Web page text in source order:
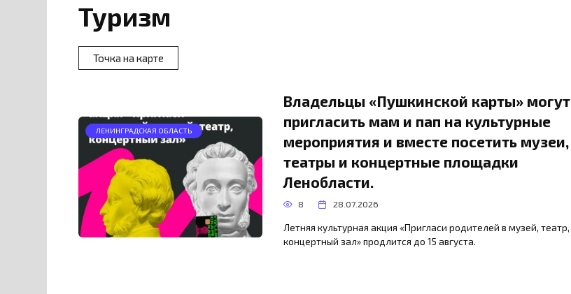
Туризм
Точка на карте
ЛЕНИНГРАДСКАЯ ОБЛАСТЬ
Владельцы «Пушкинской карты» могут
пригласить мам и пап на культурные
мероприятия и вместе посетить музеи,
театры и концертные площадки
Ленобласти.
8 28.07.2026
Летняя культурная акция «Пригласи родителей в музей, театр,
концертный зал» продлится до 15 августа.